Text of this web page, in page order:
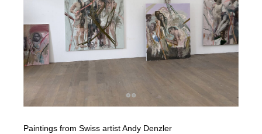
Paintings from Swiss artist Andy Denzler